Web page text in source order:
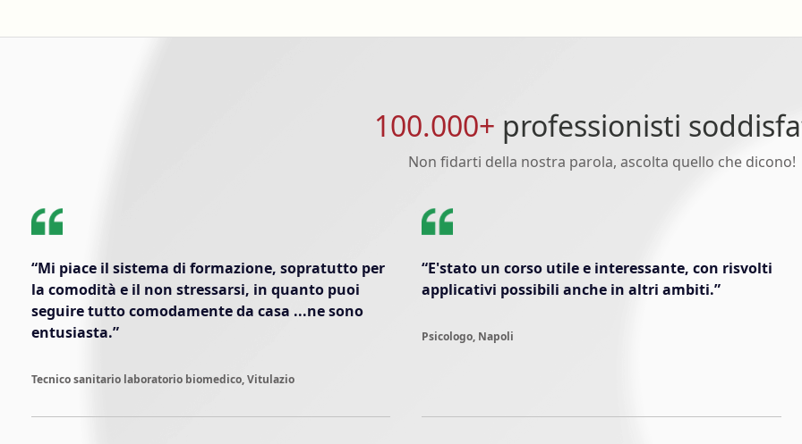
100.000+ professionisti
Non fidarti della nostra parola, ascolta quello che dicono!
“Mi piace il sistema di formazione, sopratutto per
la comodità e il non stressarsi, in quanto puoi
seguire tutto comodamente da casa ...ne sono
entusiasta.”
Tecnico sanitario laboratorio biomedico, Vitulazio
“E'stato un corso utile e interessante, con risvolti
applicativi possibili anche in altri ambiti.”
Psicologo, Napoli